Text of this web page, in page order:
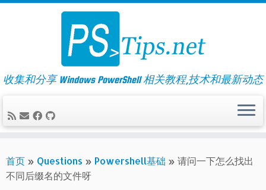
Skip
收集和分享 Windows PowerShell 相关教程,技术和最新动态
首页 » Questions » Powershell基础 » 请问一下怎么找出
不同后缀名的文件呀